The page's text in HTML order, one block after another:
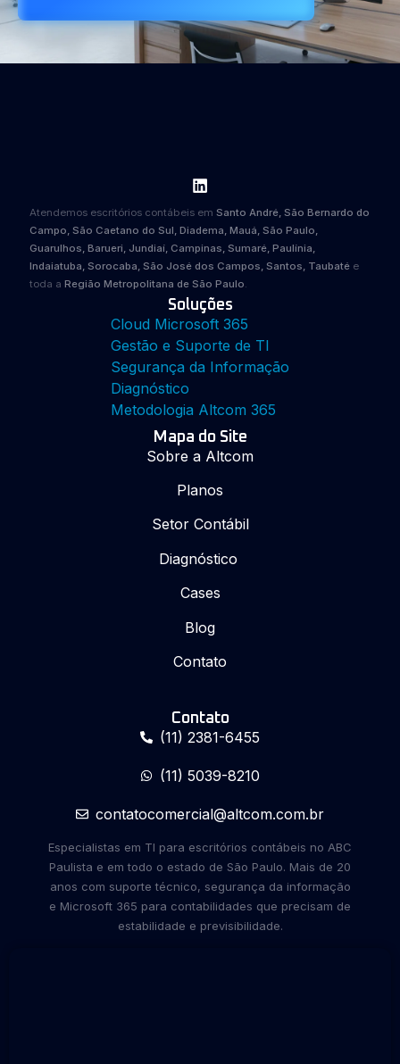
Atendemos escritórios contábeis em Santo André, São Bernardo do
Campo, São Caetano do Sul, Diadema, Mauá, São Paulo,
Guarulhos, Barueri, Jundiaí, Campinas, Sumaré, Paulínia,
Indaiatuba, Sorocaba, São José dos Campos, Santos, Taubaté e
toda a Região Metropolitana de São Paulo
Soluções
Cloud Microsoft 365
Gestão e Suporte de TI
Segurança da Informação
Diagnóstico
Metodologia Altcom 365
Mapa do Site
Sobre a Altcom
Planos
Setor Contábil
Diagnóstico
Cases
Blog
Contato
Contato
(11) 2381-6455
(11) 5039-8210
contatocomercial@altcom.com.br
Especialistas em TI para escritórios contábeis no ABC
Paulista e em todo o estado de São Paulo. Mais de 20
anos com suporte técnico, segurança da informação
e Microsoft 365 para contabilidades que precisam de
estabilidade e previsibilidade.